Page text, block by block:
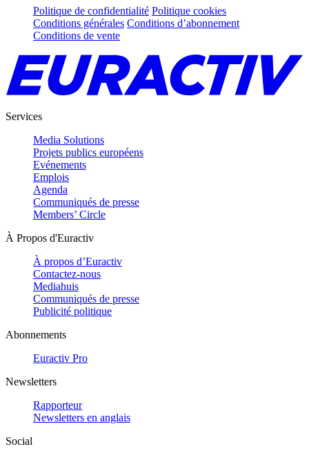
Politique de confidentialité Politique cookies
Conditions générales Conditions d’abonnement
Conditions de vente
Services
Media Solutions
Projets publics européens
Evénements
Emplois
Agenda
Communiqués de presse
Members’ Circle
À Propos d'Euractiv
À propos d’Euractiv
Contactez-nous
Mediahuis
Communiqués de presse
Publicité politique
Abonnements
Euractiv Pro
Newsletters
Rapporteur
Newsletters en anglais
Social